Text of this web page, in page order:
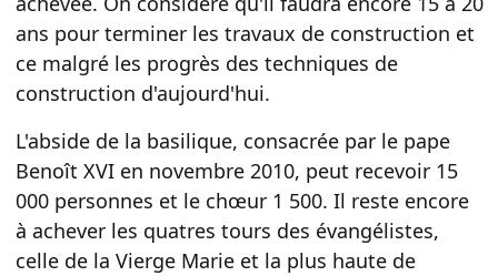
ans pour terminer les travaux de construction et
ce malgré les progrès des techniques de
construction d'aujourd'hui.
L'abside de la basilique, consacrée par le pape
Benoît XVI en novembre 2010, peut recevoir 15
000 personnes et le chœur 1 500. Il reste encore
à achever les quatres tours des évangélistes,
celle de la Vierge Marie et la plus haute de